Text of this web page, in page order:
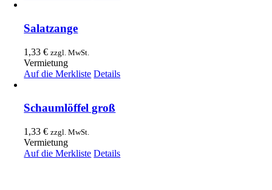
Salatzange
1,33€ zzgl. MwSt.
Vermietung
Auf die Merkliste Details
Schaumlöffel groß
1,33€ zzgl. MwSt.
Vermietung
Auf die Merkliste Details